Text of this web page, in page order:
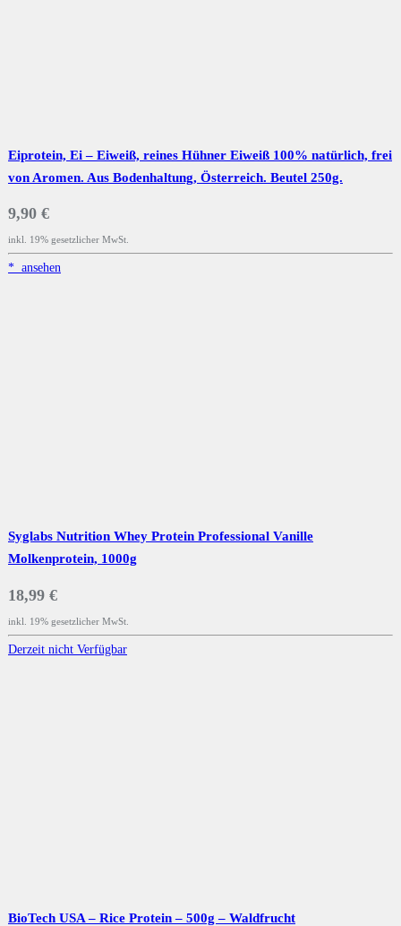
Eiprotein, Ei – Eiweiß, reines Hühner Eiweiß 100% natürlich, frei
von Aromen. Aus Bodenhaltung, Österreich. Beutel 250g.
9,90 €
inkl. 19% gesetzlicher MwSt.
* ansehen
Syglabs Nutrition Whey Protein Professional Vanille
Molkenprotein, 1000g
18,99 €
inkl. 19% gesetzlicher MwSt.
Derzeit nicht Verfügbar
BioTech USA – Rice Protein – 500g – Waldfrucht